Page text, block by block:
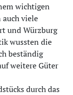
wichtigen
viele
und Würzburg
wussten die
beständig
weitere Güter
durch das